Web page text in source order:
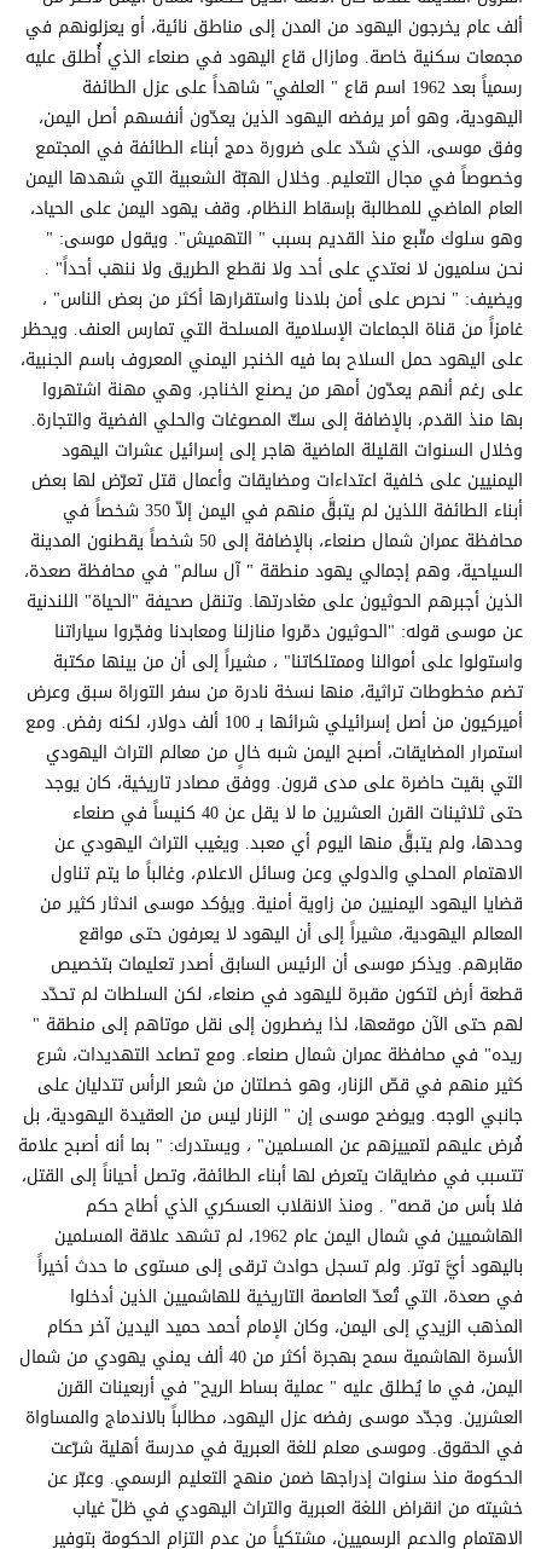
ألف عام يخرجون اليهود من المدن إلى مناطق نائية، أو يعزلونهم في
مجمعات سكنية خاصة. ومازال قاع اليهود في صنعاء الذي أُطلق عليه
رسمياً بعد 1962 اسم قاع " العلفي" شاهداً على عزل الطائفة
اليهودية، وهو أمر يرفضه اليهود الذين يعدّون أنفسهم أصل اليمن،
وفق موسى، الذي شدّد على ضرورة دمج أبناء الطائفة في المجتمع
وخصوصاً في مجال التعليم. وخلال الهبّة الشعبية التي شهدها اليمن
العام الماضي للمطالبة بإسقاط النظام، وقف يهود اليمن على الحياد،
وهو سلوك متّبع منذ القديم بسبب " التهميش". ويقول موسى: "
نحن سلميون لا نعتدي على أحد ولا نقطع الطريق ولا ننهب أحداً" .
ويضيف: " نحرص على أمن بلادنا واستقرارها أكثر من بعض الناس" ،
غامزاً من قناة الجماعات الإسلامية المسلحة التي تمارس العنف. ويحظر
على اليهود حمل السلاح بما فيه الخنجر اليمني المعروف باسم الجنبية،
على رغم أنهم يعدّون أمهر من يصنع الخناجر، وهي مهنة اشتهروا
بها منذ القدم، بالإضافة إلى سكّ المصوغات والحلي الفضية والتجارة.
وخلال السنوات القليلة الماضية هاجر إلى إسرائيل عشرات اليهود
اليمنيين على خلفية اعتداءات ومضايقات وأعمال قتل تعرّض لها بعض
أبناء الطائفة اللذين لم يتبقَّ منهم في اليمن إلاّ 350 شخصاً في
محافظة عمران شمال صنعاء، بالإضافة إلى 50 شخصاً يقطنون المدينة
السياحية، وهم إجمالي يهود منطقة " آل سالم" في محافظة صعدة،
الذين أجبرهم الحوثيون على مغادرتها. وتنقل صحيفة "الحياة" اللندنية
عن موسى قوله: "الحوثيون دمّروا منازلنا ومعابدنا وفجّروا سياراتنا
واستولوا على أموالنا وممتلكاتنا" ، مشيراً إلى أن من بينها مكتبة
تضم مخطوطات تراثية، منها نسخة نادرة من سفر التوراة سبق وعرض
أميركيون من أصل إسرائيلي شرائها بـ 100 ألف دولار، لكنه رفض. ومع
استمرار المضايقات، أصبح اليمن شبه خالٍ من معالم التراث اليهودي
التي بقيت حاضرة على مدى قرون. ووفق مصادر تاريخية، كان يوجد
حتى ثلاثينات القرن العشرين ما لا يقل عن 40 كنيساً في صنعاء
وحدها، ولم يتبقَّ منها اليوم أي معبد. ويغيب التراث اليهودي عن
الاهتمام المحلي والدولي وعن وسائل الاعلام، وغالباً ما يتم تناول
قضايا اليهود اليمنيين من زاوية أمنية. ويؤكد موسى اندثار كثير من
المعالم اليهودية، مشيراً إلى أن اليهود لا يعرفون حتى مواقع
مقابرهم. ويذكر موسى أن الرئيس السابق أصدر تعليمات بتخصيص
قطعة أرض لتكون مقبرة لليهود في صنعاء، لكن السلطات لم تحدّد
لهم حتى الآن موقعها، لذا يضطرون إلى نقل موتاهم إلى منطقة "
ريده" في محافظة عمران شمال صنعاء. ومع تصاعد التهديدات، شرع
كثير منهم في قصّ الزنار، وهو خصلتان من شعر الرأس تتدليان على
جانبي الوجه. ويوضح موسى إن " الزنار ليس من العقيدة اليهودية، بل
فُرض عليهم لتمييزهم عن المسلمين" ، ويستدرك: " بما أنه أصبح علامة
تتسبب في مضايقات يتعرض لها أبناء الطائفة، وتصل أحياناً إلى القتل،
فلا بأس من قصه" . ومنذ الانقلاب العسكري الذي أطاح حكم
الهاشميين في شمال اليمن عام 1962، لم تشهد علاقة المسلمين
باليهود أيَّ توتر. ولم تسجل حوادث ترقى إلى مستوى ما حدث أخيراً
في صعدة، التي تُعدّ العاصمة التاريخية للهاشميين الذين أدخلوا
المذهب الزيدي إلى اليمن، وكان الإمام أحمد حميد اليدين آخر حكام
الأسرة الهاشمية سمح بهجرة أكثر من 40 ألف يمني يهودي من شمال
اليمن، في ما يُطلق عليه " عملية بساط الريح" في أربعينات القرن
العشرين. وجدّد موسى رفضه عزل اليهود، مطالباً بالاندماج والمساواة
في الحقوق. وموسى معلم للغة العبرية في مدرسة أهلية شرّعت
الحكومة منذ سنوات إدراجها ضمن منهج التعليم الرسمي. وعبّر عن
خشيته من انقراض اللغة العبرية والتراث اليهودي في ظلّ غياب
الاهتمام والدعم الرسميين، مشتكياً من عدم التزام الحكومة بتوفير